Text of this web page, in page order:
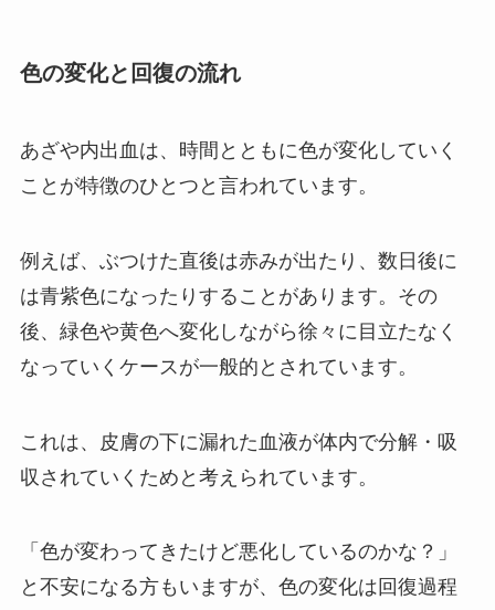
色の変化と回復の流れ
あざや内出血は、時間とともに色が変化していく
ことが特徴のひとつと言われています。
例えば、ぶつけた直後は赤みが出たり、数日後に
は青紫色になったりすることがあります。その
後、緑色や黄色へ変化しながら徐々に目立たなく
なっていくケースが一般的とされています。
これは、皮膚の下に漏れた血液が体内で分解・吸
収されていくためと考えられています。
「色が変わってきたけど悪化しているのかな？」
と不安になる方もいますが、色の変化は回復過程